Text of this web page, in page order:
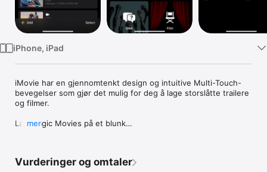
iPhone, iPad
iMovie har en gjennomtenkt design og intuitive Multi-Touch-
bevegelser som gjør det mulig for deg å lage storslåtte trailere
og filmer.
Lag Magic Movies på et blunk
videoer eller bilder så lager iMovie en video med titler,
mer
Vurderinger og omtaler